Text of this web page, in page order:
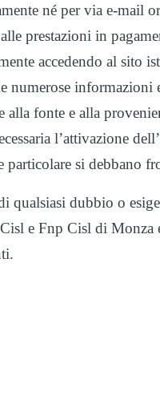
né per via e-mail
prestazioni in
accedendo al sito
numerose informazioni
alla fonte e alla
l’attivazione
particolare si debbano
qualsiasi dubbio o
e Fnp Cisl di Monza